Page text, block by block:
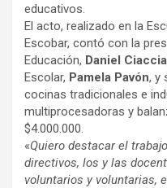
educativos.
El acto, realizado en la
Escobar, contó con la
Educación, Daniel Ciaccia
Escolar, Pamela Pavón, y
cocinas tradicionales e
multiprocesadoras y
$4.000.000.
«Quiero destacar el
directivos, los y las
voluntarios y voluntarias,